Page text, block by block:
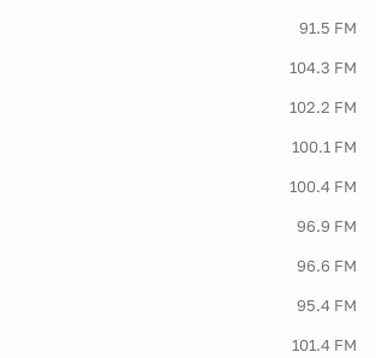
91.5 FM
104.3 FM
102.2 FM
100.1 FM
100.4 FM
96.9 FM
96.6 FM
95.4 FM
101.4 FM